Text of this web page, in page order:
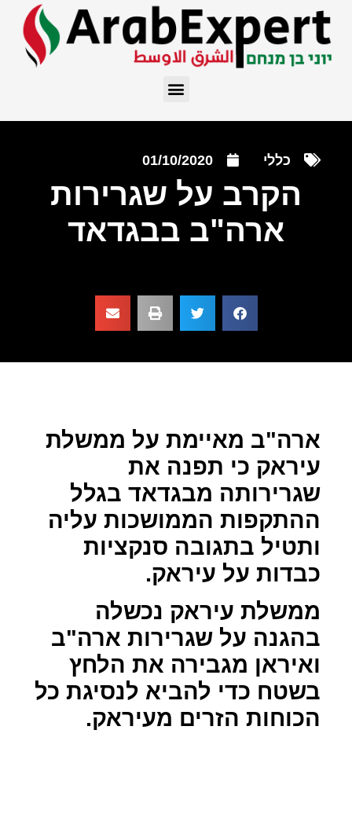
כללי 01/10/2020
הקרב על שגרירות
ארה"ב בבגדאד
ארה"ב מאיימת על ממשלת
עיראק כי תפנה את
שגרירותה מבגדאד בגלל
ההתקפות הממושכות עליה
ותטיל בתגובה סנקציות
כבדות על עיראק.
ממשלת עיראק נכשלה
בהגנה על שגרירות ארה"ב
ואיראן מגבירה את הלחץ
בשטח כדי להביא לנסיגת כל
הכוחות הזרים מעיראק.